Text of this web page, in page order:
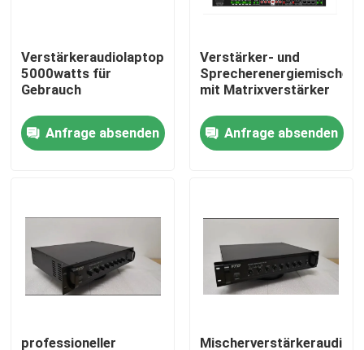
Fabrik-Ausflug
Qualitätskontrolle
Nachrichten
Fälle
Beschallungsanlage-Verstärker
Verstärkeraudiolaptopverstärker
5000watts für
Gebrauch
Anfrage absenden
Verstärker- und
Sprecherenergiemischer
mit Matrixverstärker
Anfrage absenden
professioneller Mischerverstärkeraudio-